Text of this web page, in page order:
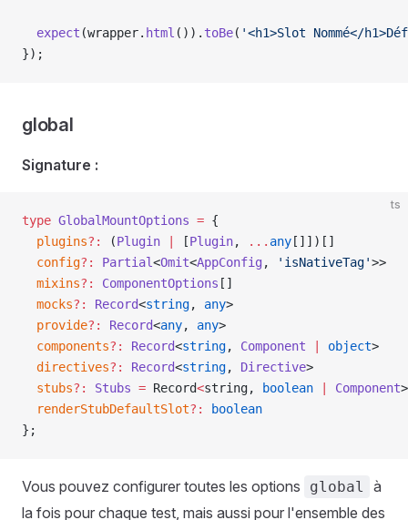
  expect
(wrapper. html ()). toBe( '<h1>Slot Nommé</
});
global
Signature :
ts
type GlobalMountOptions = {
  plugins
? : (Plugin [Plugin, ... any []])[]
  config
? : Partial<Omit<AppConfig , 'isNativeTag'>>
  mixins
? : ComponentOptions []
  mocks
? : Record<string, any>
  provide
? : Record<any, any>
  components
? : Record<string, Component object>
  directives
? : Record<string, Directive>
  stubs
? : Stubs = Record<string, boolean Component
  renderStubDefaultSlot
? :
boolean
};
Vous pouvez configurer toutes les options global
à
la fois pour chaque test, mais aussi pour l'ensemble des